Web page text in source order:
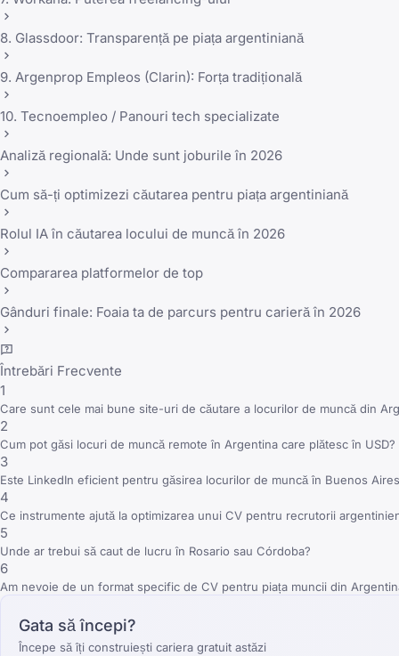
8. Glassdoor: Transparență pe piața argentiniană
9. Argenprop Empleos (Clarin): Forța tradițională
10. Tecnoempleo / Panouri tech specializate
Analiză regională: Unde sunt joburile în 2026
Cum să-ți optimizezi căutarea pentru piața argentiniană
Rolul IA în căutarea locului de muncă în 2026
Compararea platformelor de top
Gânduri finale: Foaia ta de parcurs pentru carieră în 2026
Întrebări Frecvente
1
Care sunt cele mai bune site-uri de căutare a locurilor de muncă din
2
Cum pot găsi locuri de muncă remote în Argentina care plătesc în USD?
3
Este LinkedIn eficient pentru găsirea locurilor de muncă în Buenos
4
Ce instrumente ajută la optimizarea unui CV pentru recrutorii
5
Unde ar trebui să caut de lucru în Rosario sau Córdoba?
6
Am nevoie de un format specific de CV pentru piața muncii din
Gata să începi?
Începe să îți construiești cariera gratuit astăzi